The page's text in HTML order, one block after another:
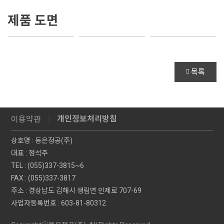
제품 도면
목록
이용약관 개인정보처리방침
상호명 : 동은정공(주)
대표 : 정석주
TEL : (055)337-3815~6
FAX : (055)337-3817
주소 : 경상남도 김해시 생림면 인제로 707-69
사업자등록번호 : 603-81-80312